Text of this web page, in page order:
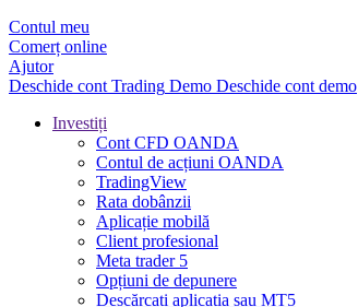
Contul meu
Comerț online
Ajutor
Deschide cont Trading Demo Deschide cont demo
Investiți
Cont CFD OANDA
Contul de acțiuni OANDA
TradingView
Rata dobânzii
Aplicație mobilă
Client profesional
Meta trader 5
Opțiuni de depunere
Descărcați aplicația sau MT5